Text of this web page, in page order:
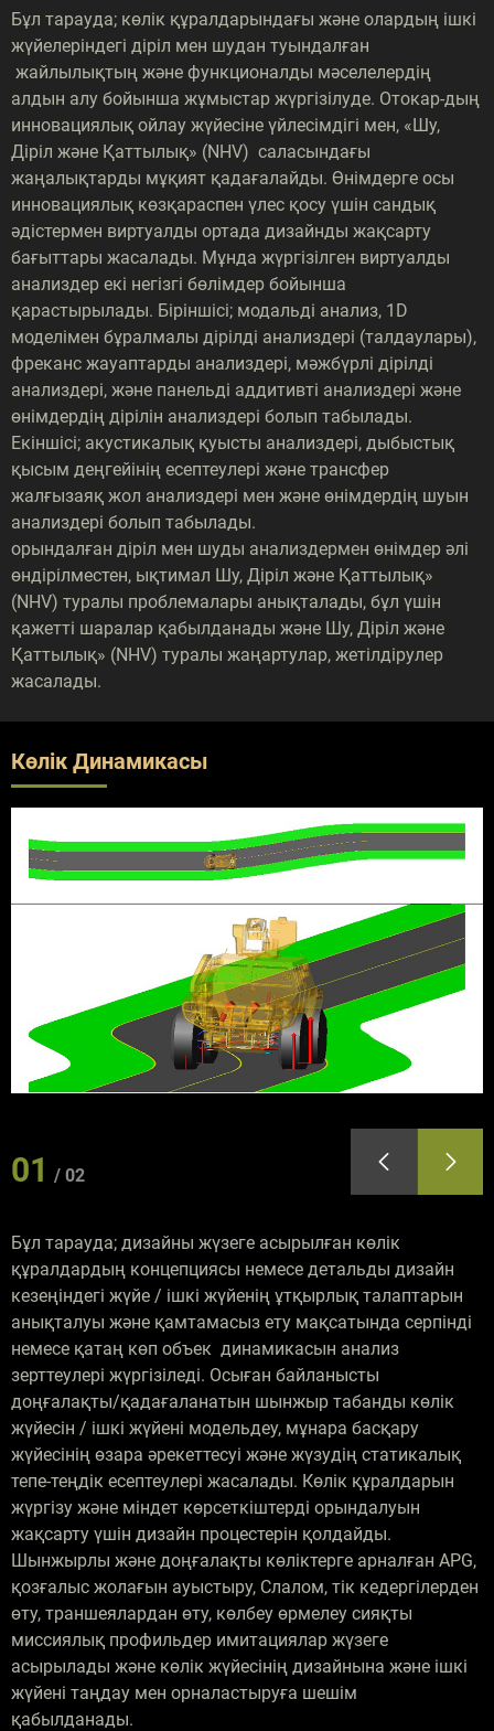
Бұл тарауда; көлік құралдарындағы және олардың ішкі
жүйелеріндегі діріл мен шудан туындалған
жайлылықтың және функционалды мәселелердің
алдын алу бойынша жұмыстар жүргізілуде. Отокар-дың
инновациялық ойлау жүйесіне үйлесімдігі мен, «Шу,
Діріл және Қаттылық» (NHV) саласындағы
жаңалықтарды мұқият қадағалайды. Өнімдерге осы
инновациялық көзқараспен үлес қосу үшін сандық
әдістермен виртуалды ортада дизайнды жақсарту
бағыттары жасалады. Мұнда жүргізілген виртуалды
анализдер екі негізгі бөлімдер бойынша
қарастырылады. Біріншісі; модальді анализ, 1D
моделімен бұралмалы дірілді анализдері (талдаулары),
фреканс жауаптарды анализдері, мәжбүрлі дірілді
анализдері, және панельді аддитивті анализдері және
өнімдердің дірілін анализдері болып табылады.
Екіншісі; акустикалық қуысты анализдері, дыбыстық
қысым деңгейінің есептеулері және трансфер
жалғызаяқ жол анализдері мен және өнімдердің шуын
анализдері болып табылады.
орындалған діріл мен шуды анализдермен өнімдер әлі
өндірілместен, ықтимал Шу, Діріл және Қаттылық»
(NHV) туралы проблемалары анықталады, бұл үшін
қажетті шаралар қабылданады және Шу, Діріл және
Қаттылық» (NHV) туралы жаңартулар, жетілдірулер
жасалады.
Бұл тарауда; дизайны жүзеге асырылған көлік
құралдардың концепциясы немесе детальды дизайн
кезеңіндегі жүйе / ішкі жүйенің ұтқырлық талаптарын
анықталуы және қамтамасыз ету мақсатында серпінді
немесе қатаң көп объек динамикасын анализ
зерттеулері жүргізіледі. Осыған байланысты
доңғалақты/қадағаланатын шынжыр табанды көлік
жүйесін / ішкі жүйені модельдеу, мұнара басқару
жүйесінің өзара әрекеттесуі және жүзудің статикалық
тепе-теңдік есептеулері жасалады. Көлік құралдарын
жүргізу және міндет көрсеткіштерді орындалуын
жақсарту үшін дизайн процестерін қолдайды.
Шынжырлы және доңғалақты көліктерге арналған APG,
қозғалыс жолағын ауыстыру, Слалом, тік кедергілерден
өту, траншеялардан өту, көлбеу өрмелеу сияқты
миссиялық профильдер имитациялар жүзеге
асырылады және көлік жүйесінің дизайнына және ішкі
жүйені таңдау мен орналастыруға шешім
қабылданады.
Көлік Динамикасы
01 02